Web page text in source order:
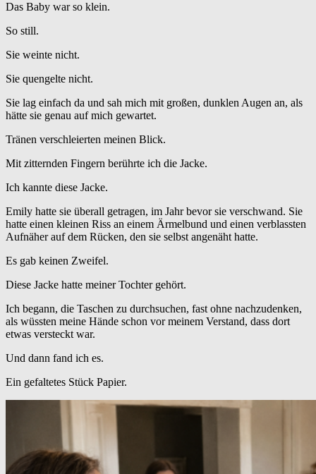
Das Baby war so klein.
So still.
Sie weinte nicht.
Sie quengelte nicht.
Sie lag einfach da und sah mich mit großen, dunklen Augen an, als
hätte sie genau auf mich gewartet.
Tränen verschleierten meinen Blick.
Mit zitternden Fingern berührte ich die Jacke.
Ich kannte diese Jacke.
Emily hatte sie überall getragen, im Jahr bevor sie verschwand. Sie
hatte einen kleinen Riss an einem Ärmelbund und einen verblassten
Aufnäher auf dem Rücken, den sie selbst angenäht hatte.
Es gab keinen Zweifel.
Diese Jacke hatte meiner Tochter gehört.
Ich begann, die Taschen zu durchsuchen, fast ohne nachzudenken,
als wüssten meine Hände schon vor meinem Verstand, dass dort
etwas versteckt war.
Und dann fand ich es.
Ein gefaltetes Stück Papier.